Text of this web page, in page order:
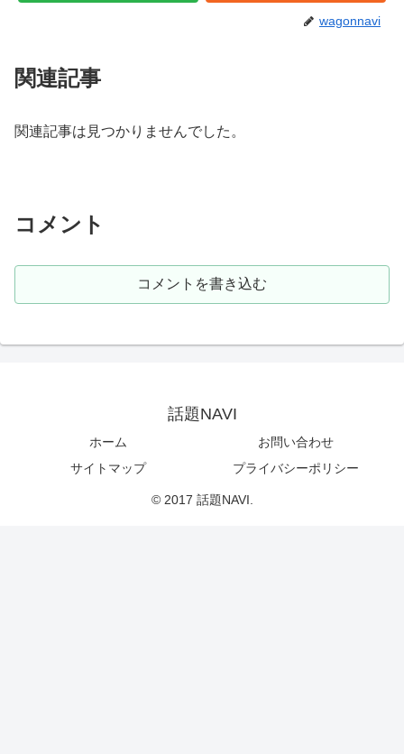
wagonnavi
関連記事
関連記事は見つかりませんでした。
コメント
コメントを書き込む
話題NAVI
ホーム
お問い合わせ
サイトマップ
プライバシーポリシー
© 2017 話題NAVI.